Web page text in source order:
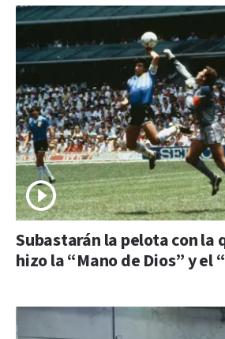
Subastarán la pelota con la
hizo la “Mano de Dios” y el